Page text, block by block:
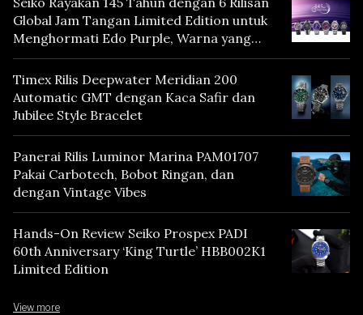
Global Jam Tangan Limited Edition untuk
Menghormati Edo Purple, Warna yang
Mencerminkan Warisan Tokyo
Timex Rilis Deepwater Meridian 200
Automatic GMT dengan Kaca Safir dan
Jubilee Style Bracelet
Panerai Rilis Luminor Marina PAM01707
Pakai Carbotech, Bobot Ringan, dan
dengan Vintage Vibes
Hands-On Review Seiko Prospex PADI
60th Anniversary ‘King Turtle’ HBB002K1
Limited Edition
View more